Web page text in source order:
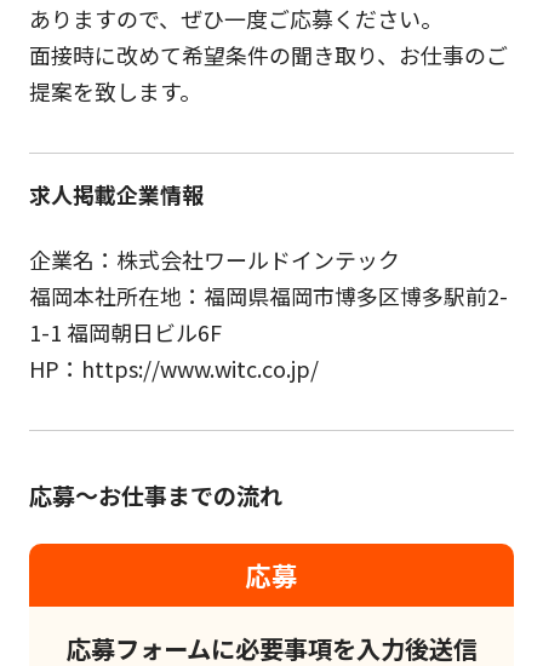
ありますので、ぜひ一度ご応募ください。
面接時に改めて希望条件の聞き取り、お仕事のご
提案を致します。
求人掲載企業情報
企業名：株式会社ワールドインテック
福岡本社所在地：福岡県福岡市博多区博多駅前2-
1-1 福岡朝日ビル6F
HP：https://www.witc.co.jp/
応募～お仕事までの流れ
応募
応募フォームに必要事項を入力後送信